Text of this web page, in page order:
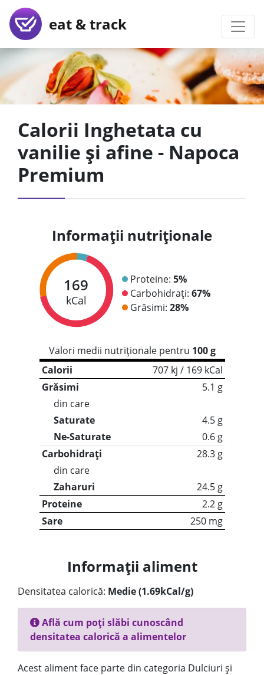
eat & track
Calorii Inghetata cu
vanilie și afine - Napoca
Premium
Informații nutriționale
169
kCal
Proteine: 5%
Carbohidrați: 67%
Grăsimi: 28%
Valori medii nutriționale pentru 100 g
Calorii
707 kj / 169 kCal
Grăsimi
5.1 g
din care
Saturate
4.5 g
Ne-Saturate
0.6 g
Carbohidrați
28.3 g
din care
Zaharuri
24.5 g
Proteine
2.2 g
Sare
250 mg
Informații aliment
Densitatea calorică: Medie (1.69kCal/g)
Află cum poți slăbi cunoscând
densitatea calorică a alimentelor
Acest aliment face parte din categoria Dulciuri și